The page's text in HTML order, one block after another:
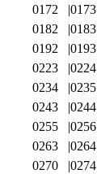
0172 0173
0182
0183
0192
0193
0223
0224
0234
0235
0243
0244
0255
0256
0263
0264
0270
0274